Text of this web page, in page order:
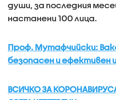
души, за последния
настанени 100 лица.
Проф. Мутафчийски:
безопасен и
ВСИЧКО ЗА